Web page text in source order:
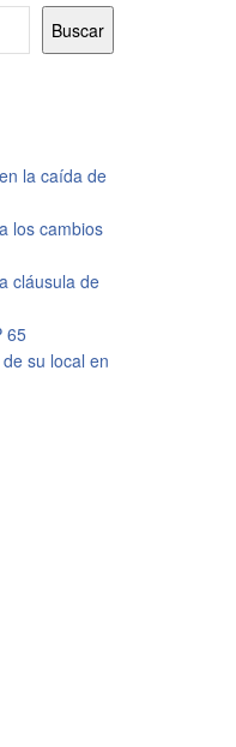
Buscar
la caída de
los cambios
cláusula de
65
su local en